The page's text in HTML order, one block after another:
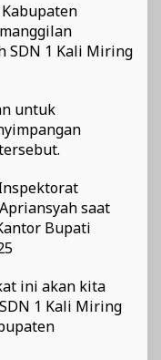
SDN 1 Kali Miring
untuk
saat
Bupati
ini akan kita
1 Kali Miring